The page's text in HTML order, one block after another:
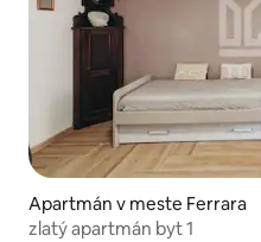
Apartmán v meste Ferrara
zlatý apartmán byt 1